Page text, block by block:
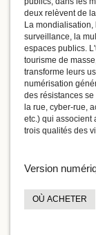
deux relèvent de
La
surveillance, la
espaces publics.
tourisme de
transforme leurs
numérisation
des résistances
la rue, cyber-rue,
etc.) qui associent
trois qualités des
Version
OÙ ACHETER